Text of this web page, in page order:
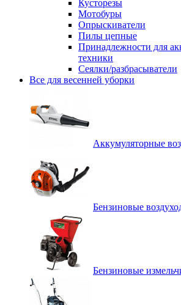
Кусторезы
Мотобуры
Опрыскиватели
Пилы цепные
Принадлежности для
техники
Сеялки/разбрасыватели
Все для весенней уборки
Аккумуляторные
Бензиновые
Бензиновые